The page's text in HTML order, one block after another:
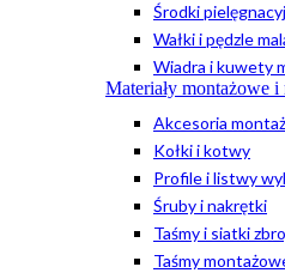
Środki
Wałki i pędzle
Wiadra i kuwety
Materiały montażowe i
Akcesoria
Kołki i kotwy
Profile i listwy
Śruby i nakrętki
Taśmy i siatki
Taśmy